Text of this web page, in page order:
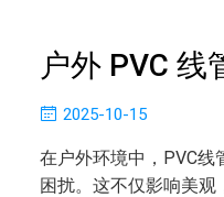
户外 PVC
2025-10-15
在户外环境中，PVC
困扰。这不仅影响美观